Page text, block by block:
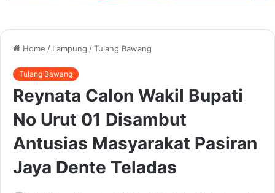
Home / Lampung /Tulang Bawang
Tulang Bawang
Reynata Calon Wakil Bupati
No Urut 01 Disambut
Antusias Masyarakat Pasiran
Jaya Dente Teladas